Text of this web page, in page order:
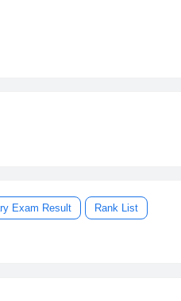
Exam Result Rank List